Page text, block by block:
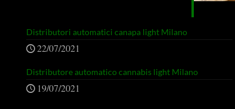
Distributori automatici canapa light Milano
22/07/2021
Distributore automatico cannabis light Milano
19/07/2021